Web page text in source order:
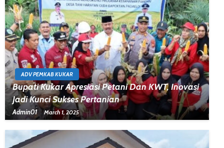
ADV PEMKAB KUKAR
Bupati Kukar Apresiasi Petani Dan KWT, Inovasi
Jadi Kunci Sukses Pertanian
Admin01 March 1, 2025